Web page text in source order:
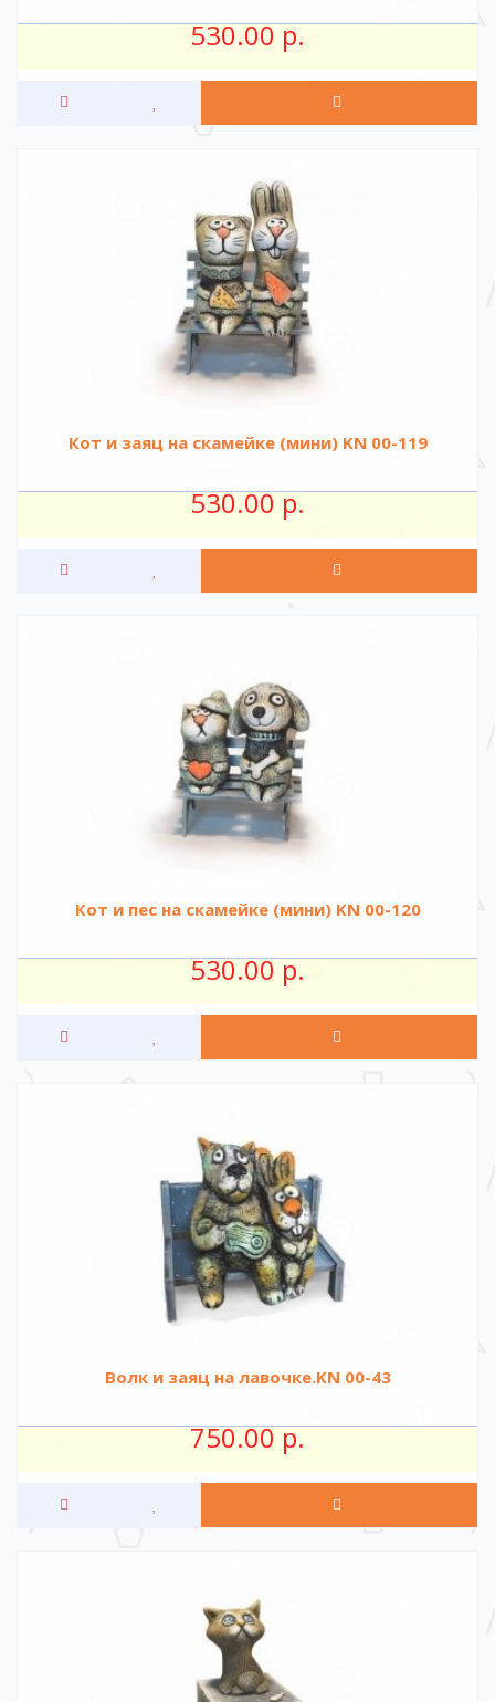
530.00 р.
Кот и заяц на скамейке (мини) KN 00-119
530.00 р.
Кот и пес на скамейке (мини) KN 00-120
530.00 р.
Волк и заяц на лавочке.KN 00-43
750.00 р.